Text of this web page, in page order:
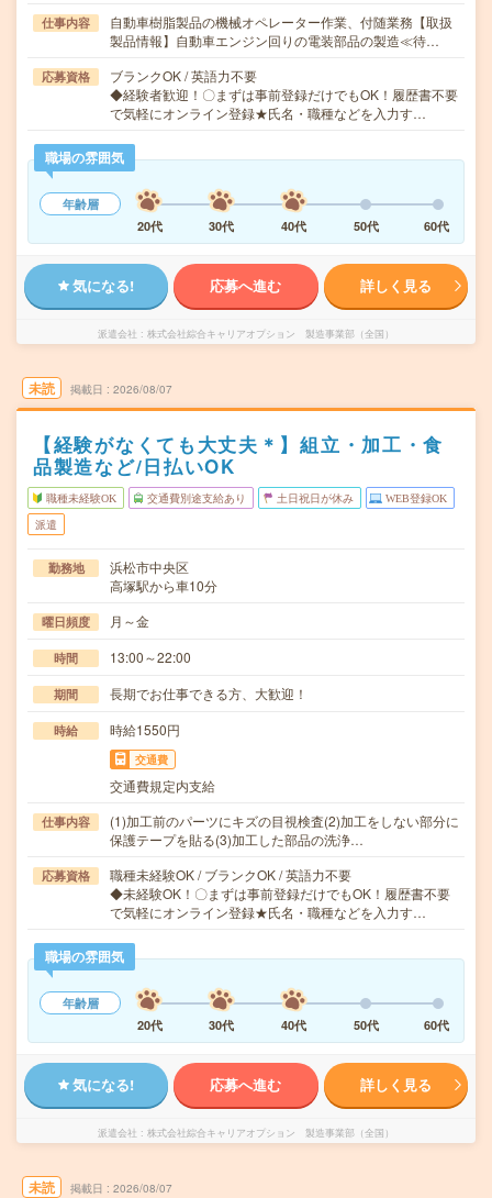
仕事内容
自動車樹脂製品の機械オペレーター作業、付随業務【取扱
製品情報】自動車エンジン回りの電装部品の製造≪待…
応募資格
ブランクOK / 英語力不要
◆経験者歓迎！〇まずは事前登録だけでもOK！履歴書不要
で気軽にオンライン登録★氏名・職種などを入力す…
職場の雰囲気
年齢層
20代
30代 40代 50代 60代
気になる! 応募へ進む 詳しく見る
派遣会社 株式会社綜合キャリアオプション 製造事業部（全国）
未読 掲載日 2026/08/07
【経験がなくても大丈夫＊】組立・加工・食
品製造など/日払いOK
職種未経験OK 交通費別途支給あり 土日祝日が休み WEB登録OK
派遣
勤務地
浜松市中央区
高塚駅から車10分
曜日頻度 月～金
時間 13:00～22:00
期間 長期でお仕事できる方、大歓迎！
時給 時給1550円
交通費
交通費規定内支給
仕事内容
(1)加工前のパーツにキズの目視検査(2)加工をしない部分に
保護テープを貼る(3)加工した部品の洗浄…
応募資格
職種未経験OK / ブランクOK / 英語力不要
◆未経験OK！〇まずは事前登録だけでもOK！履歴書不要
で気軽にオンライン登録★氏名・職種などを入力す…
職場の雰囲気
年齢層
20代
30代 40代 50代 60代
気になる! 応募へ進む 詳しく見る
派遣会社 株式会社綜合キャリアオプション 製造事業部（全国）
未読 掲載日 2026/08/07